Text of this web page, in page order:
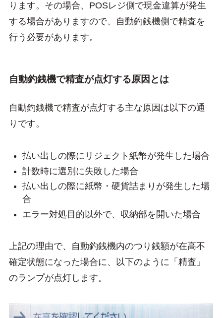
ります。その場合、POSレジ側で現金違算が発生
する場合がありますので、自動釣銭機側で精査を
行う必要があります。
自動釣銭機で精査が点灯する原因とは
自動釣銭機で精査が点灯する主な原因は以下の通
りです。
払い出しの際にリジェクト紙幣が発生した場合
計数時に選別に失敗した場合
払い出しの際に紙幣・硬貨詰まりが発生した場
合
エラー対処目的以外で、収納部を開いた場合
上記の理由で、自動釣銭機内のつり銭額が在高不
確定状態になった場合に、以下のように「精査」
のランプが点灯します。